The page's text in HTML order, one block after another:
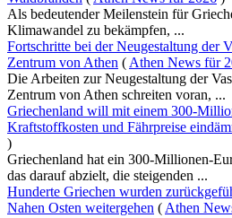
Als bedeutender Meilenstein für
Klimawandel zu bekämpfen, ...
Fortschritte bei der Neugestaltung der
Zentrum von Athen ( Athen News für
Die Arbeiten zur Neugestaltung der
Zentrum von Athen schreiten voran, ...
Griechenland will mit einem 300-
Kraftstoffkosten und Fährpreise
)
Griechenland hat ein 300-Millionen-
das darauf abzielt, die steigenden ...
Hunderte Griechen wurden
Nahen Osten weitergehen ( Athen